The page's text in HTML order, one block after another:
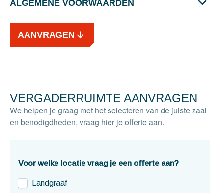
ALGEMENE VOORWAARDEN
AANVRAGEN
VERGADERRUIMTE AANVRAGEN
We helpen je graag met het selecteren van de juiste zaal
en benodigdheden, vraag hier je offerte aan.